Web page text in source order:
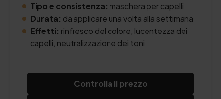
Tipo e consistenza: maschera per capelli
Durata: da applicare una volta alla settimana
Effetti: rinfresco del colore, lucentezza dei
capelli, neutralizzazione dei toni
Controlla il prezzo